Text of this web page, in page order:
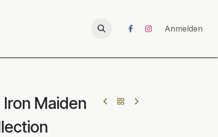
UNICORN-Launch 2026 Anmelden
Maiden